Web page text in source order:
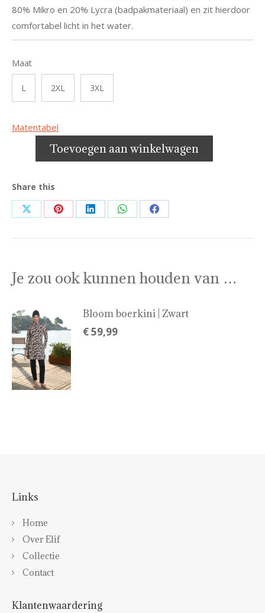
80% Mikro en 20% Lycra (badpakmateriaal) en zit hierdoor
comfortabel licht in het water.
Maat
L 2XL 3XL
Matentabel
Toevoegen aan winkelwagen
Share this
Share Share Share Share Share
Je zou ook kunnen houden van …
Bloom boerkini | Zwart
€59,99
Links
Home
Over Elif
Collectie
Contact
Klantenwaardering